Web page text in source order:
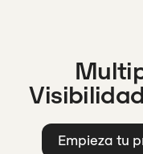
Empieza tu